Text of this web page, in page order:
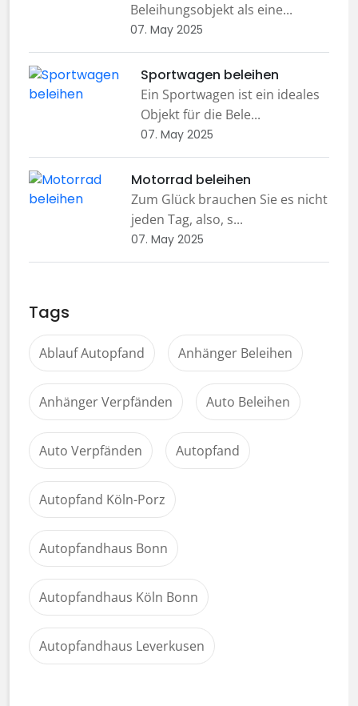
Beleihungsobjekt als eine...
07. May 2025
Sportwagen beleihen
Ein Sportwagen ist ein ideales
Objekt für die Bele...
07. May 2025
Motorrad beleihen
Zum Glück brauchen Sie es nicht
jeden Tag, also, s...
07. May 2025
Tags
Ablauf Autopfand Anhänger Beleihen
Anhänger Verpfänden Auto Beleihen
Auto Verpfänden Autopfand
Autopfand Köln-Porz
Autopfandhaus Bonn
Autopfandhaus Köln Bonn
Autopfandhaus Leverkusen